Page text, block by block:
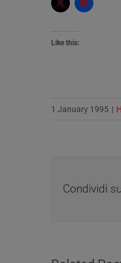
Like this:
1 January 1995 |
Condividi